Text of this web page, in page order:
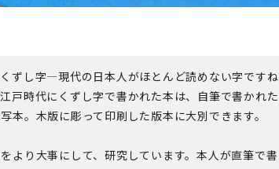
ずし字―現代の日本人がほとんど読めない字ですね
戸時代にくずし字で書かれた本は、自筆で書かれた
本。木版に彫って印刷した版本に大別できます。
より大事にして、研究しています。本人が直筆で書